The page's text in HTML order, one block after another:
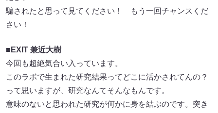
騙されたと思って見てください！ もう一回チャンスくだ
さい！
■EXIT 兼近大樹
今回も超絶気合い入っています。
このラボで生まれた研究結果ってどこに活かされてんの？
って思いますが、研究なんてそんなもんです。
意味のないと思われた研究が何かに身を結ぶのです。突き